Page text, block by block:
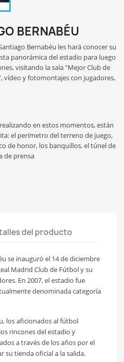
BERNABÉU
Bernabéu les hará conocer su
panorámica del estadio para luego
visitando la sala "Mejor Club de
vídeo y fotomontajes con jugadores,
en estos momentos, están
el perímetro del terreno de juego,
de honor, los banquillos, el túnel de
de prensa
del producto
se inauguró el 14 de diciembre
Madrid Club de Fútbol y su
En 2007, el estadio fue
denominada categoría
los aficionados al fútbol
rincones del estadio y
a través de los años por el
su tienda oficial a la salida.